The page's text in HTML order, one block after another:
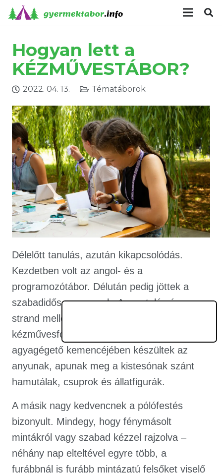
Hogyan lett a
KÉZMŰVESTÁBOR?
2022. 04. 13. Tématáborok
Délelőtt tanulás, azután kikapcsolódás.
Kezdetben volt az angol- és a
programozótábor. Délután pedig jöttek a
szabadidős programok. A sportolás és
strand mellett nem maradhatott el a
kézművesfoglalkozás sem. A tábor saját
agyagégető kemencéjében készültek az
anyunak, apunak meg a kistesónak szánt
hamutálak, csuprok és állatfigurák.
A másik nagy kedvencnek a pólófestés
bizonyult. Mindegy, hogy fénymásolt
mintákról vagy szabad kézzel rajzolva –
néhány nap elteltével egyre több, a
furábbnál is furább mintázatú felsőket viselő